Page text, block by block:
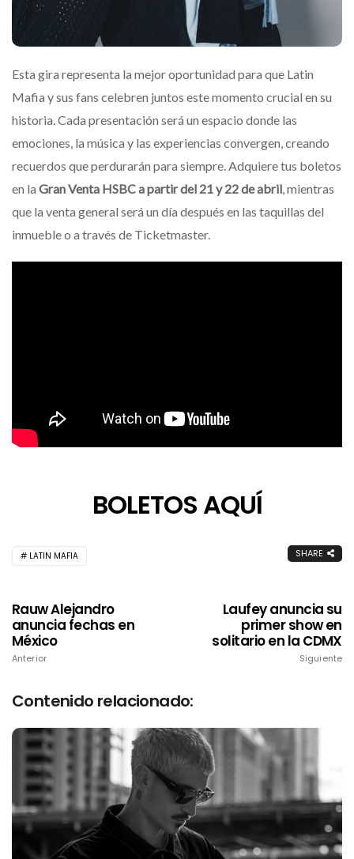
Esta gira representa la mejor oportunidad para que Latin
Mafia y sus fans celebren juntos este momento crucial en su
historia. Cada presentación será un espacio donde las
emociones, la música y las experiencias convergen, creando
recuerdos que perdurarán para siempre. Adquiere tus boletos
en la Gran Venta HSBC a partir del 21 y 22 de abril, mientras
que la venta general será un día después en las taquillas del
inmueble o a través de Ticketmaster.
BOLETOS AQUÍ
LATIN MAFIA SHARE
Rauw Alejandro
anuncia fechas en
México
Anterior
Laufey anuncia su
primer show en
solitario en la CDMX
Siguiente
Contenido relacionado: